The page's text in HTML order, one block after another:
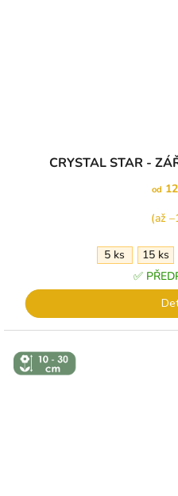
CRYSTAL STAR -
od
(až
5 ks 15 ks
✅
↕️ VÝŠKA 10
- 30 CM